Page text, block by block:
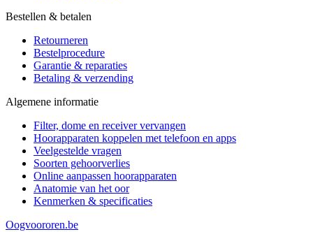
Bestellen & betalen
Retourneren
Bestelprocedure
Garantie & reparaties
Betaling & verzending
Algemene informatie
Filter, dome en receiver vervangen
Hoorapparaten koppelen met telefoon en apps
Veelgestelde vragen
Soorten gehoorverlies
Online aanpassen hoorapparaten
Anatomie van het oor
Kenmerken & specificaties
Oogvoororen.be